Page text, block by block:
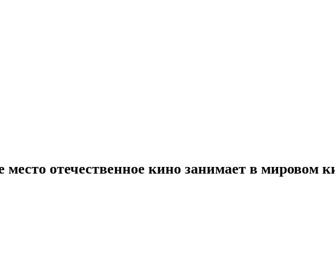
место отечественное кино занимает в мировом